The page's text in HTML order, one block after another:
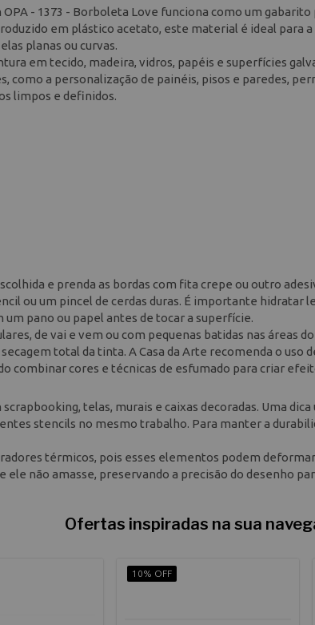
- 1373 - Borboleta Love funciona como um gabarito
em plástico acetato, este material é ideal para
planas ou curvas.
em tecido, madeira, vidros, papéis e superfícies
como a personalização de painéis, pisos e paredes,
limpos e definidos.
e prenda as bordas com fita crepe ou outro
ou um pincel de cerdas duras. É importante hidratar
pano ou papel antes de tocar a superfície.
de vai e vem ou com pequenas batidas nas áreas
total da tinta. A Casa da Arte recomenda o uso
combinar cores e técnicas de esfumado para criar
telas, murais e caixas decoradas. Uma dica
stencils no mesmo trabalho. Para manter a
térmicos, pois esses elementos podem
não amasse, preservando a precisão do desenho
Ofertas inspiradas na sua
10% OFF